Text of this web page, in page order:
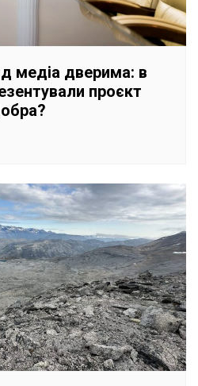
медіа дверима: в
проєкт